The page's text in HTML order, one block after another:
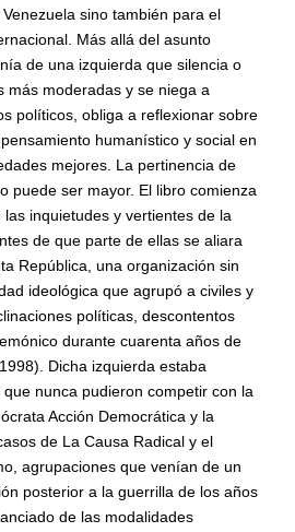
sino también para el
Más allá delasunto
de una izquierda que silencia o
más moderadas y se niega a
políticos, obliga a reflexionar sobre
humanístico y social en
mejores. La pertinencia de
puede ser mayor. El libro comienza
inquietudes y vertientes de la
de que parte de ellas se aliara
República, una organización sin
ideológica que agrupó a civiles y
políticas, descontentos
durante cuarenta años de
Dicha izquierda estaba
nunca pudieron competir con la
ócrata Acción Democrática y la
de La Causa Radical y el
agrupaciones que venían de un
posterior a la guerrilla de los años
de las modalidades